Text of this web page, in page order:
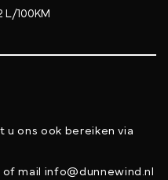
L/100KM
u ons ook bereiken via
mail info@dunnewind.nl